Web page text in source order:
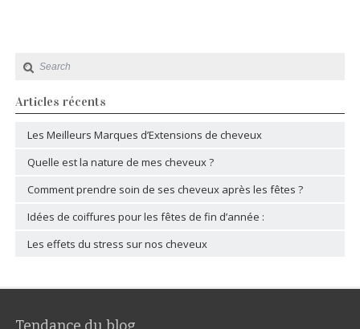
Articles récents
Les Meilleurs Marques d’Extensions de cheveux
Quelle est la nature de mes cheveux ?
Comment prendre soin de ses cheveux après les fêtes ?
Idées de coiffures pour les fêtes de fin d’année :
Les effets du stress sur nos cheveux